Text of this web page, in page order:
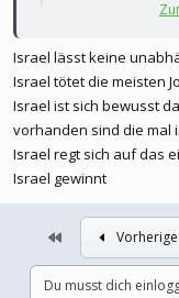
Hmmm... bei
lese ich immer den
unabhängig prüfen
Hamas-Informationen
Israel lässt keine
Israel tötet die meisten
Israel ist sich bewusst
vorhanden sind die mal
Israel regt sich auf das
Israel gewinnt
Vorherige
Du musst dich